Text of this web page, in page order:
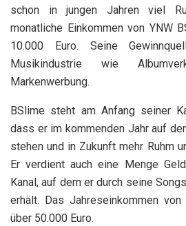
schon in jungen Jahren viel
monatliche Einkommen von YNW
10.000 Euro. Seine
Musikindustrie wie
Markenwerbung.
BSlime steht am Anfang seiner
dass er im kommenden Jahr auf
stehen und in Zukunft mehr Ruhm
Er verdient auch eine Menge
Kanal, auf dem er durch seine
erhält. Das Jahreseinkommen
über 50.000 Euro.